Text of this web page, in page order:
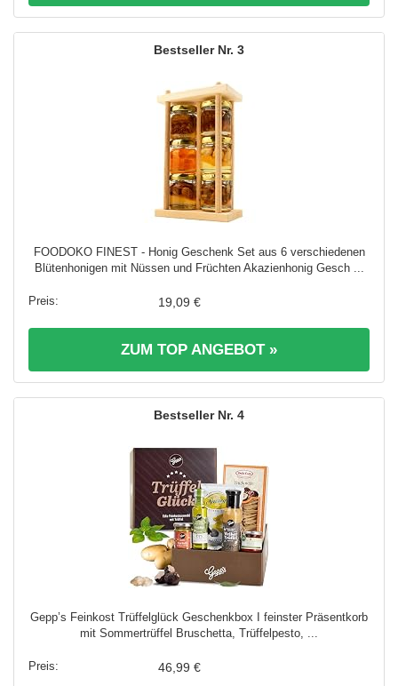
3
FOODOKO FINEST - Honig Geschenk Set aus 6 verschiedenen
Blütenhonigen mit Nüssen und Früchten Akazienhonig Gesch ...
19,09 €
ZUM TOP ANGEBOT »
4
Gepp’s Feinkost Trüffelglück Geschenkbox I feinster Präsentkorb
mit Sommertrüffel Bruschetta, Trüffelpesto, ...
46,99 €